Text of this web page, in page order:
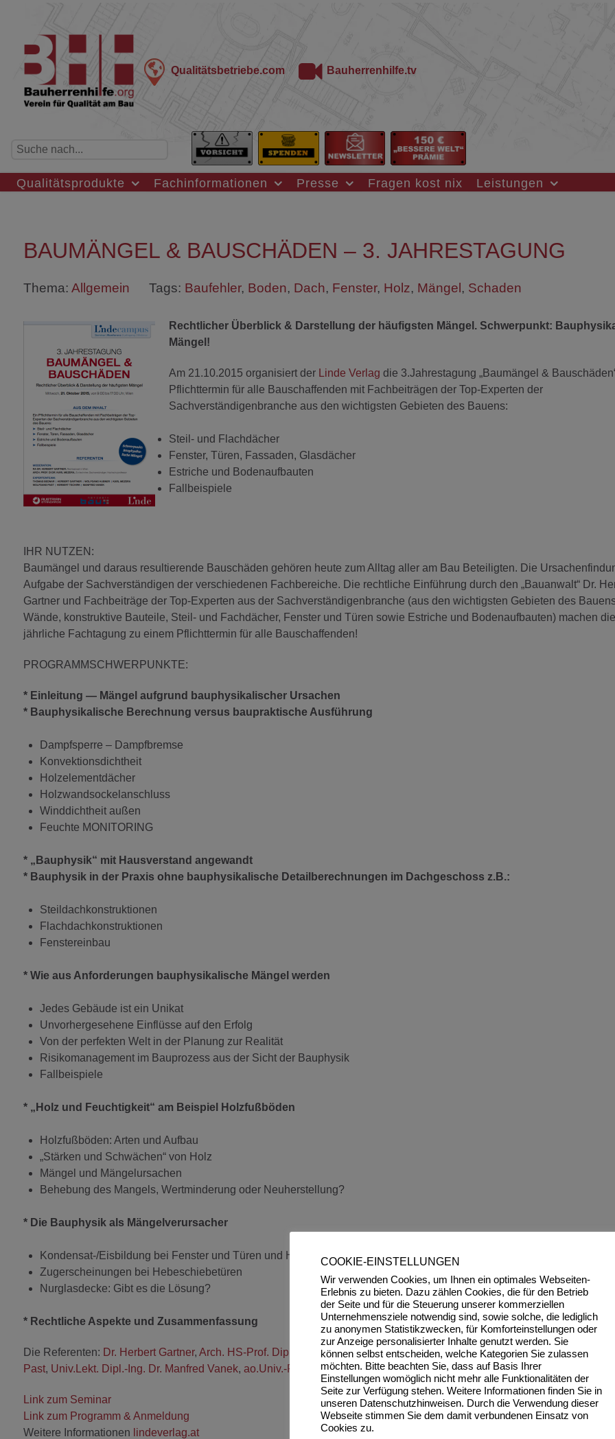
Qualitätsbetriebe.com Bauherrenhilfe.tv
Qualitätsprodukte Fachinformationen Presse Fragen kost nix Leistungen
BAUMÄNGEL & BAUSCHÄDEN – 3. JAHRESTAGUNG
Thema: Allgemein Tags: Baufehler, Boden, Dach, Fenster, Holz, Mängel, Schaden
Rechtlicher Überblick & Darstellung der häufigsten Mängel. Schwerpunkt:
Mängel!
Am 21.10.2015 organisiert der Linde Verlag die 3.Jahrestagung „Baumängel &
Pflichttermin für alle Bauschaffenden mit Fachbeiträgen der Top-Experten der
Sachverständigenbranche aus den wichtigsten Gebieten des Bauens:
Steil- und Flachdächer
Fenster, Türen, Fassaden, Glasdächer
Estriche und Bodenaufbauten
Fallbeispiele
IHR NUTZEN:
Baumängel und daraus resultierende Bauschäden gehören heute zum Alltag aller am Bau Beteiligten. Die
Aufgabe der Sachverständigen der verschiedenen Fachbereiche. Die rechtliche Einführung durch den „Bauanwalt“ Dr.
Gartner und Fachbeiträge der Top-Experten aus der Sachverständigenbranche (aus den wichtigsten Gebieten des
Wände, konstruktive Bauteile, Steil- und Fachdächer, Fenster und Türen sowie Estriche und Bodenaufbauten) machen
jährliche Fachtagung zu einem Pflichttermin für alle Bauschaffenden!
PROGRAMMSCHWERPUNKTE:
* Einleitung — Mängel aufgrund bauphysikalischer Ursachen
* Bauphysikalische Berechnung versus baupraktische Ausführung
Dampfsperre – Dampfbremse
Konvektionsdichtheit
Holzelementdächer
Holzwandsockelanschluss
Winddichtheit außen
Feuchte MONITORING
* „Bauphysik“ mit Hausverstand angewandt
* Bauphysik in der Praxis ohne bauphysikalische Detailberechnungen im Dachgeschoss z.B.:
Steildachkonstruktionen
Flachdachkonstruktionen
Fenstereinbau
* Wie aus Anforderungen bauphysikalische Mängel werden
Jedes Gebäude ist ein Unikat
Unvorhergesehene Einflüsse auf den Erfolg
Von der perfekten Welt in der Planung zur Realität
Risikomanagement im Bauprozess aus der Sicht der Bauphysik
Fallbeispiele
* „Holz und Feuchtigkeit“ am Beispiel Holzfußböden
Holzfußböden: Arten und Aufbau
„Stärken und Schwächen“ von Holz
Mängel und Mängelursachen
Behebung des Mangels, Wertminderung oder Neuherstellung?
* Die Bauphysik als Mängelverursacher
Kondensat-/Eisbildung bei Fenster und Türen und Hebeschiebetüren
Zugerscheinungen bei Hebeschiebetüren
Nurglasdecke: Gibt es die Lösung?
* Rechtliche Aspekte und Zusammenfassung
Die Referenten: Dr. Herbert Gartner, Arch. HS-Prof. Dipl.-Ing. Dr. Karl Mezera, Ing. Herbert Tschirk,Ing. Wolfgang Hubner
Past, Univ.Lekt. Dipl.-Ing. Dr. Manfred Vanek, ao.Univ.-Prof. DI Dr. Thomas Bednar
Link zum Seminar
Link zum Programm & Anmeldung
Weitere Informationen lindeverlag.at
COOKIE-EINSTELLUNGEN
Wir verwenden Cookies, um Ihnen ein optimales Webseiten-
Erlebnis zu bieten. Dazu zählen Cookies, die für den Betrieb
der Seite und für die Steuerung unserer kommerziellen
Unternehmensziele notwendig sind, sowie solche, die lediglich
zu anonymen Statistikzwecken, für Komforteinstellungen oder
zur Anzeige personalisierter Inhalte genutzt werden. Sie
können selbst entscheiden, welche Kategorien Sie zulassen
möchten. Bitte beachten Sie, dass auf Basis Ihrer
Einstellungen womöglich nicht mehr alle Funktionalitäten der
Seite zur Verfügung stehen. Weitere Informationen finden Sie in
unseren Datenschutzhinweisen. Durch die Verwendung dieser
Webseite stimmen Sie dem damit verbundenen Einsatz von
Cookies zu.